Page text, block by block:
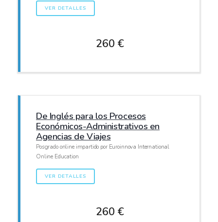
VER DETALLES
260 €
De Inglés para los Procesos
Económicos-Administrativos en
Agencias de Viajes
Posgrado online impartido por Euroinnova International
Online Education
VER DETALLES
260 €